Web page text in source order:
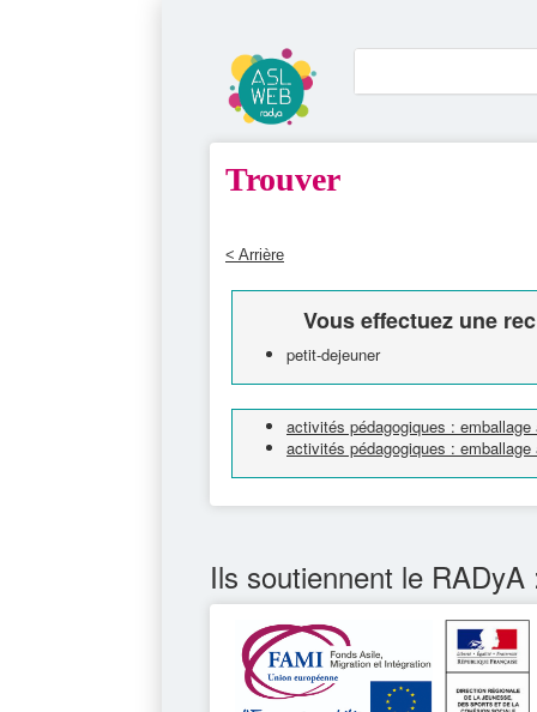
Trouver
< Arrière
Vous effectuez une
petit-dejeuner
activités pédagogiques : emballage
activités pédagogiques : emballage
Ils soutiennent le RADyA